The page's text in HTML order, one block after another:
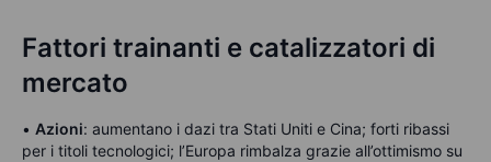
Fattori trainanti e catalizzatori di
mercato
• Azioni: aumentano i dazi tra Stati Uniti e Cina; forti ribassi
per i titoli tecnologici; l’Europa rimbalza grazie all’ottimismo su